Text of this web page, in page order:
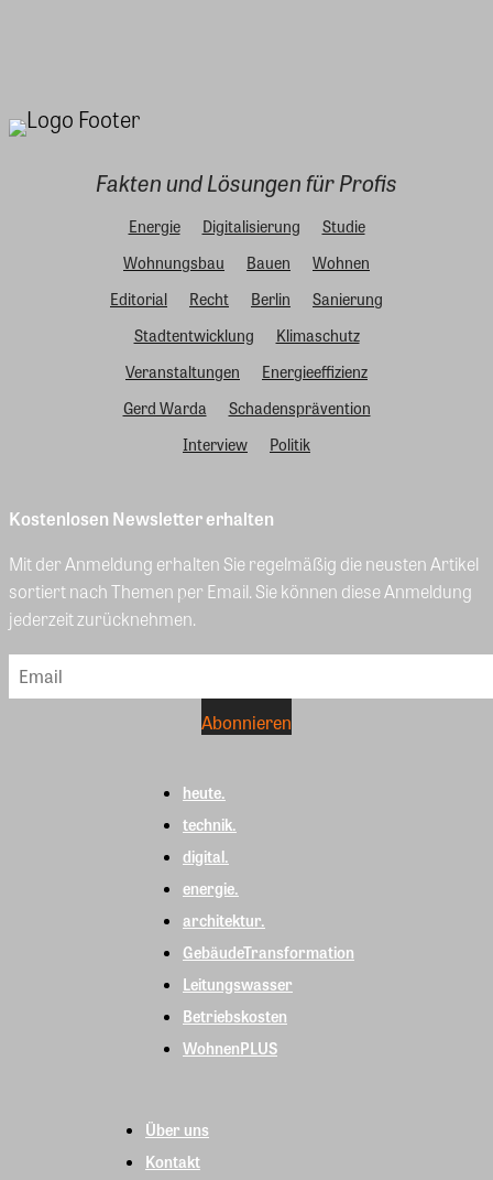
Fakten und Lösungen für Profis
Energie Digitalisierung
Studie
Wohnungsbau
Bauen
Wohnen
Editorial
Recht Berlin
Sanierung
Stadtentwicklung
Klimaschutz
Veranstaltungen
Energieeffizienz
Gerd Warda
Schadensprävention
Interview
Politik
Kostenlosen Newsletter erhalten
Mit der Anmeldung erhalten Sie regelmäßig die neusten Artikel
sortiert nach Themen per Email. Sie können diese Anmeldung
jederzeit zurücknehmen.
heute.
technik.
digital.
energie.
architektur.
GebäudeTransformation
Leitungswasser
Betriebskosten
WohnenPLUS
Über uns
Kontakt